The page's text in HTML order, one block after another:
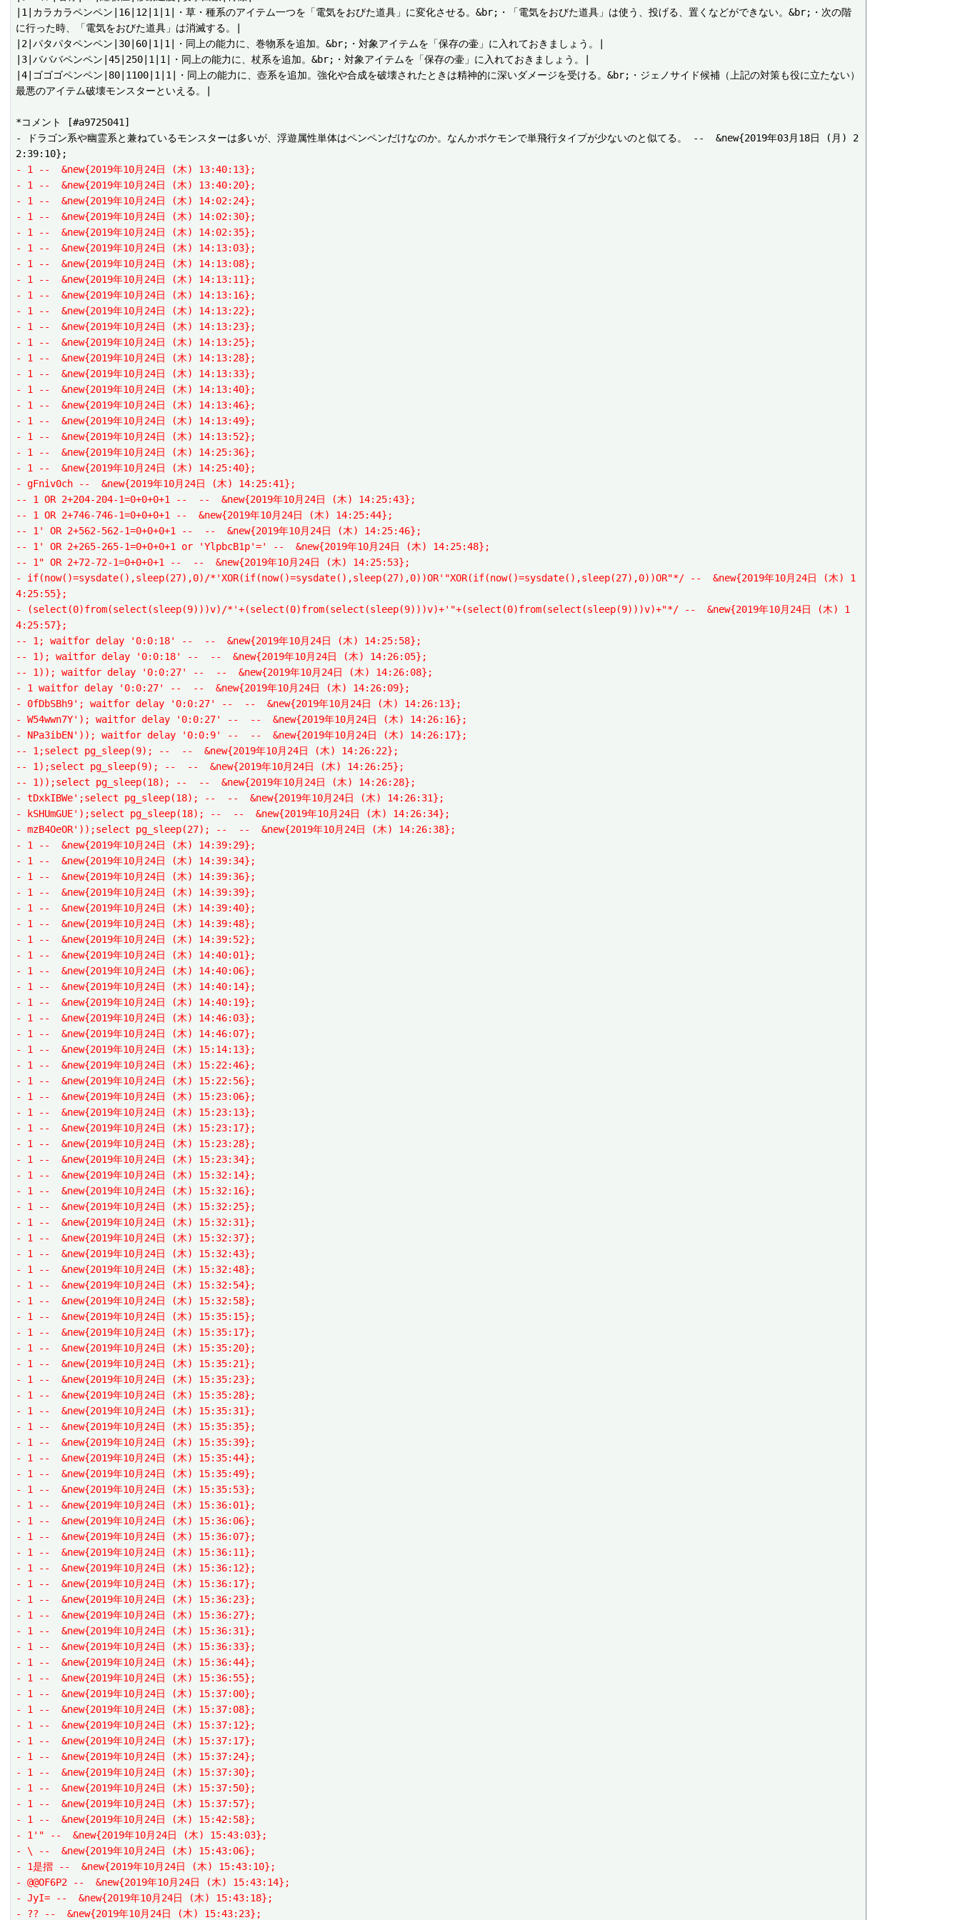
|1|カラカラペンペン|16|12|1|1|・草・種系のアイテム一つを「電気をおびた道具」に変化させる。&br;・「電気をおびた道具」は使う、投げる、置くなどができない。&br;・次の階
に行った時、「電気をおびた道具」は消滅する。|
|2|パタパタペンペン|30|60|1|1|・同上の能力に、巻物系を追加。&br;・対象アイテムを「保存の壷」に入れておきましょう。|
|3|バババペンペン|45|250|1|1|・同上の能力に、杖系を追加。&br;・対象アイテムを「保存の壷」に入れておきましょう。|
|4|ゴゴゴペンペン|80|1100|1|1|・同上の能力に、壺系を追加。強化や合成を破壊されたときは精神的に深いダメージを受ける。&br;・ジェノサイド候補（上記の対策も役に立たない）
最悪のアイテム破壊モンスターといえる。|
*コメント [#a9725041]
- ドラゴン系や幽霊系と兼ねているモンスターは多いが、浮遊属性単体はペンペンだけなのか。なんかポケモンで単飛行タイプが少ないのと似てる。 --  &new{2019年03月18日 (月) 2
- 1 --  &new{2019年10月24日 (木) 13:40:13};
- 1 --  &new{2019年10月24日 (木) 13:40:20};
- 1 --  &new{2019年10月24日 (木) 14:02:24};
- 1 --  &new{2019年10月24日 (木) 14:02:30};
- 1 --  &new{2019年10月24日 (木) 14:02:35};
- 1 --  &new{2019年10月24日 (木) 14:13:03};
- 1 --  &new{2019年10月24日 (木) 14:13:08};
- 1 --  &new{2019年10月24日 (木) 14:13:11};
- 1 --  &new{2019年10月24日 (木) 14:13:16};
- 1 --  &new{2019年10月24日 (木) 14:13:22};
- 1 --  &new{2019年10月24日 (木) 14:13:23};
- 1 --  &new{2019年10月24日 (木) 14:13:25};
- 1 --  &new{2019年10月24日 (木) 14:13:28};
- 1 --  &new{2019年10月24日 (木) 14:13:33};
- 1 --  &new{2019年10月24日 (木) 14:13:40};
- 1 --  &new{2019年10月24日 (木) 14:13:46};
- 1 --  &new{2019年10月24日 (木) 14:13:49};
- 1 --  &new{2019年10月24日 (木) 14:13:52};
- 1 --  &new{2019年10月24日 (木) 14:25:36};
- 1 --  &new{2019年10月24日 (木) 14:25:40};
- gFniv0ch --  &new{2019年10月24日 (木) 14:25:41};
-- 1 OR 2+204-204-1=0+0+0+1 --  --  &new{2019年10月24日 (木) 14:25:43};
-- 1 OR 2+746-746-1=0+0+0+1 --  &new{2019年10月24日 (木) 14:25:44};
-- 1' OR 2+562-562-1=0+0+0+1 --  --  &new{2019年10月24日 (木) 14:25:46};
-- 1' OR 2+265-265-1=0+0+0+1 or 'YlpbcB1p'=' --  &new{2019年10月24日 (木) 14:25:48};
-- 1" OR 2+72-72-1=0+0+0+1 --  --  &new{2019年10月24日 (木) 14:25:53};
- if(now()=sysdate(),sleep(27),0)/*'XOR(if(now()=sysdate(),sleep(27),0))OR'"XOR(if(now()=sysdate(),sleep(27),0))OR"*/ --  &new{2019年10月24日 (木) 1
4:25:55};
- (select(0)from(select(sleep(9)))v)/*'+(select(0)from(select(sleep(9)))v)+'"+(select(0)from(select(sleep(9)))v)+"*/ --  &new{2019年10月24日 (木) 1
4:25:57};
-- 1; waitfor delay '0:0:18' --  --  &new{2019年10月24日 (木) 14:25:58};
-- 1); waitfor delay '0:0:18' --  --  &new{2019年10月24日 (木) 14:26:05};
-- 1)); waitfor delay '0:0:27' --  --  &new{2019年10月24日 (木) 14:26:08};
- 1 waitfor delay '0:0:27' --  --  &new{2019年10月24日 (木) 14:26:09};
- 0fDbSBh9'; waitfor delay '0:0:27' --  --  &new{2019年10月24日 (木) 14:26:13};
- W54wwn7Y'); waitfor delay '0:0:27' --  --  &new{2019年10月24日 (木) 14:26:16};
- NPa3ibEN')); waitfor delay '0:0:9' --  --  &new{2019年10月24日 (木) 14:26:17};
-- 1;select pg_sleep(9); --  --  &new{2019年10月24日 (木) 14:26:22};
-- 1);select pg_sleep(9); --  --  &new{2019年10月24日 (木) 14:26:25};
-- 1));select pg_sleep(18); --  --  &new{2019年10月24日 (木) 14:26:28};
- tDxkIBWe';select pg_sleep(18); --  --  &new{2019年10月24日 (木) 14:26:31};
- kSHUmGUE');select pg_sleep(18); --  --  &new{2019年10月24日 (木) 14:26:34};
- mzB4OeOR'));select pg_sleep(27); --  --  &new{2019年10月24日 (木) 14:26:38};
- 1 --  &new{2019年10月24日 (木) 14:39:29};
- 1 --  &new{2019年10月24日 (木) 14:39:34};
- 1 --  &new{2019年10月24日 (木) 14:39:36};
- 1 --  &new{2019年10月24日 (木) 14:39:39};
- 1 --  &new{2019年10月24日 (木) 14:39:40};
- 1 --  &new{2019年10月24日 (木) 14:39:48};
- 1 --  &new{2019年10月24日 (木) 14:39:52};
- 1 --  &new{2019年10月24日 (木) 14:40:01};
- 1 --  &new{2019年10月24日 (木) 14:40:06};
- 1 --  &new{2019年10月24日 (木) 14:40:14};
- 1 --  &new{2019年10月24日 (木) 14:40:19};
- 1 --  &new{2019年10月24日 (木) 14:46:03};
- 1 --  &new{2019年10月24日 (木) 14:46:07};
- 1 --  &new{2019年10月24日 (木) 15:14:13};
- 1 --  &new{2019年10月24日 (木) 15:22:46};
- 1 --  &new{2019年10月24日 (木) 15:22:56};
- 1 --  &new{2019年10月24日 (木) 15:23:06};
- 1 --  &new{2019年10月24日 (木) 15:23:13};
- 1 --  &new{2019年10月24日 (木) 15:23:17};
- 1 --  &new{2019年10月24日 (木) 15:23:28};
- 1 --  &new{2019年10月24日 (木) 15:23:34};
- 1 --  &new{2019年10月24日 (木) 15:32:14};
- 1 --  &new{2019年10月24日 (木) 15:32:16};
- 1 --  &new{2019年10月24日 (木) 15:32:25};
- 1 --  &new{2019年10月24日 (木) 15:32:31};
- 1 --  &new{2019年10月24日 (木) 15:32:37};
- 1 --  &new{2019年10月24日 (木) 15:32:43};
- 1 --  &new{2019年10月24日 (木) 15:32:48};
- 1 --  &new{2019年10月24日 (木) 15:32:54};
- 1 --  &new{2019年10月24日 (木) 15:32:58};
- 1 --  &new{2019年10月24日 (木) 15:35:15};
- 1 --  &new{2019年10月24日 (木) 15:35:17};
- 1 --  &new{2019年10月24日 (木) 15:35:20};
- 1 --  &new{2019年10月24日 (木) 15:35:21};
- 1 --  &new{2019年10月24日 (木) 15:35:23};
- 1 --  &new{2019年10月24日 (木) 15:35:28};
- 1 --  &new{2019年10月24日 (木) 15:35:31};
- 1 --  &new{2019年10月24日 (木) 15:35:35};
- 1 --  &new{2019年10月24日 (木) 15:35:39};
- 1 --  &new{2019年10月24日 (木) 15:35:44};
- 1 --  &new{2019年10月24日 (木) 15:35:49};
- 1 --  &new{2019年10月24日 (木) 15:35:53};
- 1 --  &new{2019年10月24日 (木) 15:36:01};
- 1 --  &new{2019年10月24日 (木) 15:36:06};
- 1 --  &new{2019年10月24日 (木) 15:36:07};
- 1 --  &new{2019年10月24日 (木) 15:36:11};
- 1 --  &new{2019年10月24日 (木) 15:36:12};
- 1 --  &new{2019年10月24日 (木) 15:36:17};
- 1 --  &new{2019年10月24日 (木) 15:36:23};
- 1 --  &new{2019年10月24日 (木) 15:36:27};
- 1 --  &new{2019年10月24日 (木) 15:36:31};
- 1 --  &new{2019年10月24日 (木) 15:36:33};
- 1 --  &new{2019年10月24日 (木) 15:36:44};
- 1 --  &new{2019年10月24日 (木) 15:36:55};
- 1 --  &new{2019年10月24日 (木) 15:37:00};
- 1 --  &new{2019年10月24日 (木) 15:37:08};
- 1 --  &new{2019年10月24日 (木) 15:37:12};
- 1 --  &new{2019年10月24日 (木) 15:37:17};
- 1 --  &new{2019年10月24日 (木) 15:37:24};
- 1 --  &new{2019年10月24日 (木) 15:37:30};
- 1 --  &new{2019年10月24日 (木) 15:37:50};
- 1 --  &new{2019年10月24日 (木) 15:37:57};
- 1 --  &new{2019年10月24日 (木) 15:42:58};
- 1'" --  &new{2019年10月24日 (木) 15:43:03};
- \ --  &new{2019年10月24日 (木) 15:43:06};
- 1是摺 --  &new{2019年10月24日 (木) 15:43:10};
- @@OF6P2 --  &new{2019年10月24日 (木) 15:43:14};
- JyI= --  &new{2019年10月24日 (木) 15:43:18};
- ?? --  &new{2019年10月24日 (木) 15:43:23};